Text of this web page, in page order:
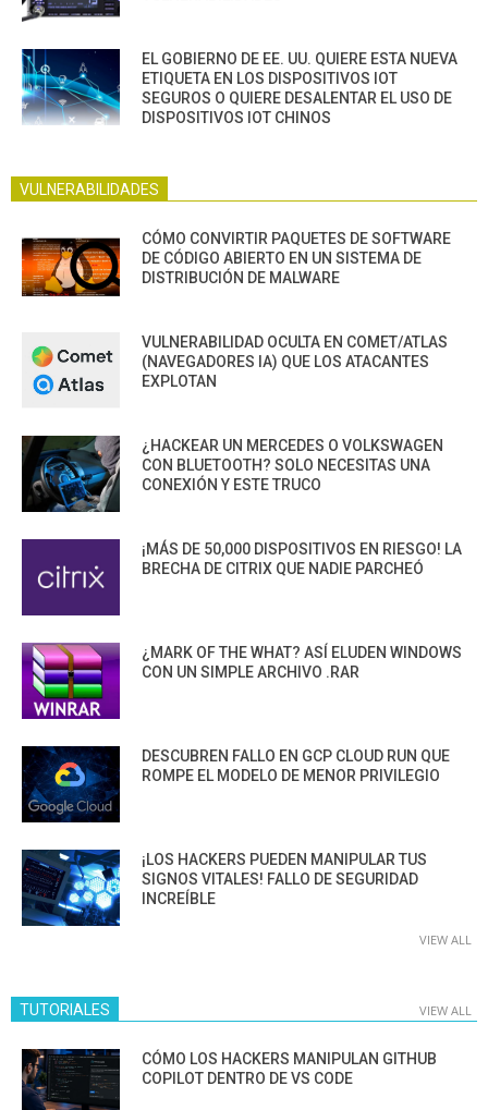
EL GOBIERNO DE EE. UU. QUIERE ESTA NUEVA
ETIQUETA EN LOS DISPOSITIVOS IOT
SEGUROS O QUIERE DESALENTAR EL USO DE
DISPOSITIVOS IOT CHINOS
VULNERABILIDADES
CÓMO CONVIRTIR PAQUETES DE SOFTWARE
DE CÓDIGO ABIERTO EN UN SISTEMA DE
DISTRIBUCIÓN DE MALWARE
VULNERABILIDAD OCULTA EN COMET/ATLAS
(NAVEGADORES IA) QUE LOS ATACANTES
EXPLOTAN
¿HACKEAR UN MERCEDES O VOLKSWAGEN
CON BLUETOOTH? SOLO NECESITAS UNA
CONEXIÓN Y ESTE TRUCO
¡MÁS DE 50,000 DISPOSITIVOS EN RIESGO! LA
BRECHA DE CITRIX QUE NADIE PARCHEÓ
¿MARK OF THE WHAT? ASÍ ELUDEN WINDOWS
CON UN SIMPLE ARCHIVO .RAR
DESCUBREN FALLO EN GCP CLOUD RUN QUE
ROMPE EL MODELO DE MENOR PRIVILEGIO
¡LOS HACKERS PUEDEN MANIPULAR TUS
SIGNOS VITALES! FALLO DE SEGURIDAD
INCREÍBLE
VIEW ALL
TUTORIALES VIEW ALL
CÓMO LOS HACKERS MANIPULAN GITHUB
COPILOT DENTRO DE VS CODE